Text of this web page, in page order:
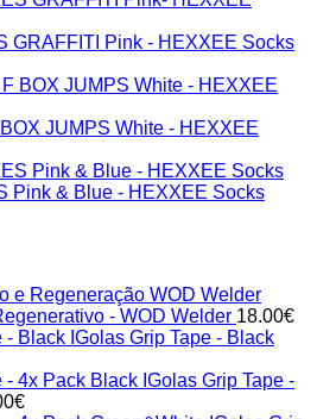
GRAFFITI Pink - HEXXEE Socks
JUMPS White - HEXXEE
Pink & Blue - HEXXEE Socks
- WOD Welder 18.00€
IGolas Grip Tape - Black
IGolas Grip Tape -
€